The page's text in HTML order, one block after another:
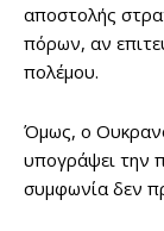
αποστολής
πόρων, αν
πολέμου.
Όμως, ο
υπογράψει την
συμφωνία δεν